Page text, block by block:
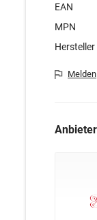
EAN
MPN
Hersteller
Melden